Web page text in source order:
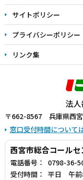
サイトポリシー
プライバシーポリシー
リンク集
法
〒662-8567 兵庫県西宮
窓口受付時間について
西宮市総合コールセ
電話番号：
0798-36-
受付時間：
平日 午前